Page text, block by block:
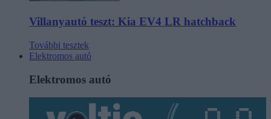
Villanyautó teszt: Kia EV4 LR hatchback
További tesztek
Elektromos autó
Elektromos autó